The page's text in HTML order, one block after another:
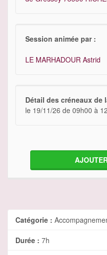
Session animée par :
LE MARHADOUR Astrid
Détail des créneaux
le 19/11/26 de 09h00 à
Catégorie :
Durée : 7h